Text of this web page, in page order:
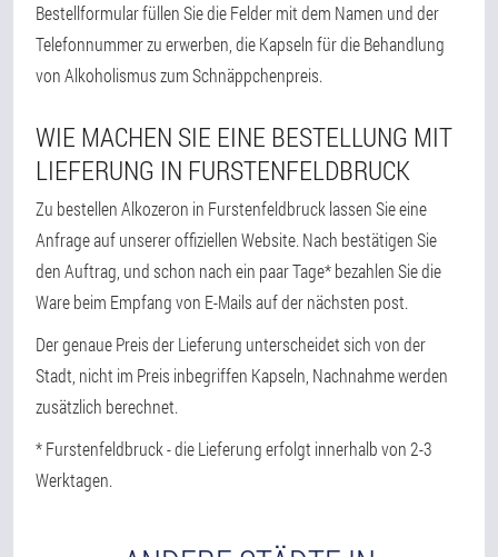
Bestellformular füllen Sie die Felder mit dem Namen und der
Telefonnummer zu erwerben, die Kapseln für die Behandlung
von Alkoholismus zum Schnäppchenpreis.
WIE MACHEN SIE EINE BESTELLUNG MIT
LIEFERUNG IN FURSTENFELDBRUCK
Zu bestellen Alkozeron in Furstenfeldbruck lassen Sie eine
Anfrage auf unserer offiziellen Website. Nach bestätigen Sie
den Auftrag, und schon nach ein paar Tage* bezahlen Sie die
Ware beim Empfang von E-Mails auf der nächsten post.
Der genaue Preis der Lieferung unterscheidet sich von der
Stadt, nicht im Preis inbegriffen Kapseln, Nachnahme werden
zusätzlich berechnet.
* Furstenfeldbruck - die Lieferung erfolgt innerhalb von 2-3
Werktagen.